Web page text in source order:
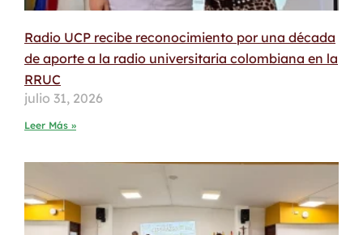
Radio UCP recibe reconocimiento por una década
de aporte a la radio universitaria colombiana en la
RRUC
julio 31, 2026
Leer Más »